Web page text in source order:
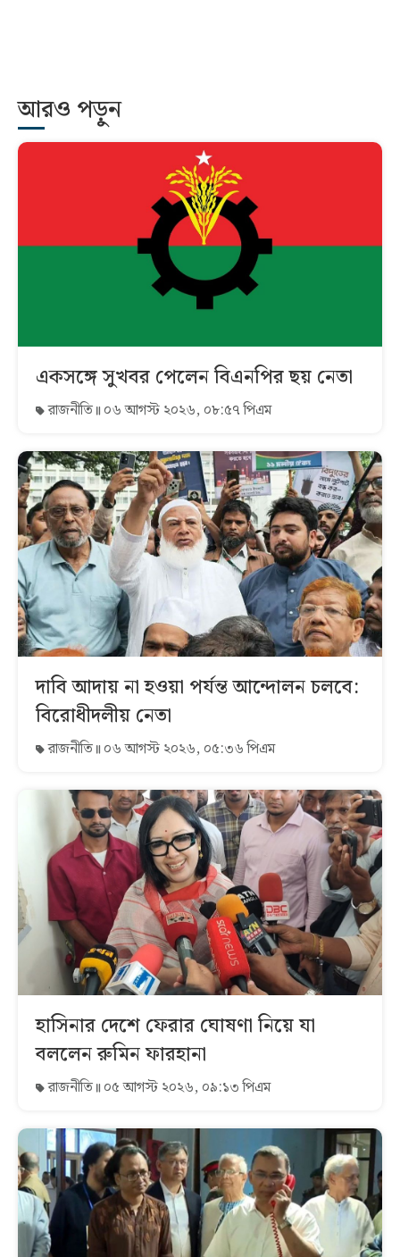
আরও পড়ুন
একসঙ্গে সুখবর পেলেন বিএনপির ছয় নেতা
রাজনীতি ০৬ আগস্ট ২০২৬, ০৮:৫৭ পিএম
দাবি আদায় না হওয়া পর্যন্ত আন্দোলন চলবে:
বিরোধীদলীয় নেতা
রাজনীতি ০৬ আগস্ট ২০২৬, ০৫:৩৬ পিএম
হাসিনার দেশে ফেরার ঘোষণা নিয়ে যা
বললেন রুমিন ফারহানা
রাজনীতি ০৫ আগস্ট ২০২৬, ০৯:১৩ পিএম